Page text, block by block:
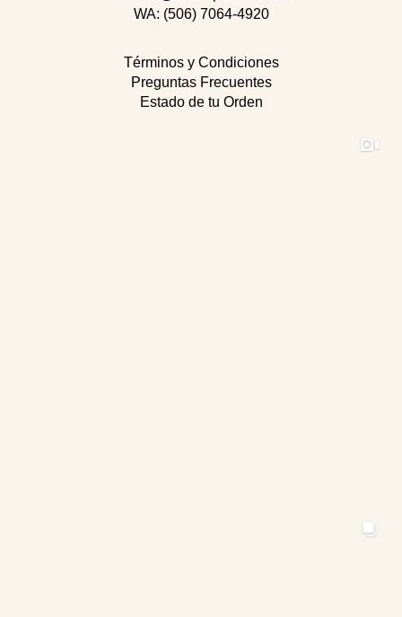
WA: (506) 7064-4920
Términos y Condiciones
Preguntas Frecuentes
Estado de tu Orden